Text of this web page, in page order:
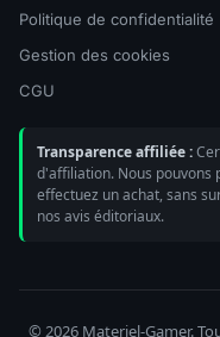
Politique de confidentialité
Gestion des cookies
CGU
Transparence affiliée :
d'affiliation. Nous pouvons
effectuez un achat, sans
nos avis éditoriaux.
© 2026 Materiel-Gamer.